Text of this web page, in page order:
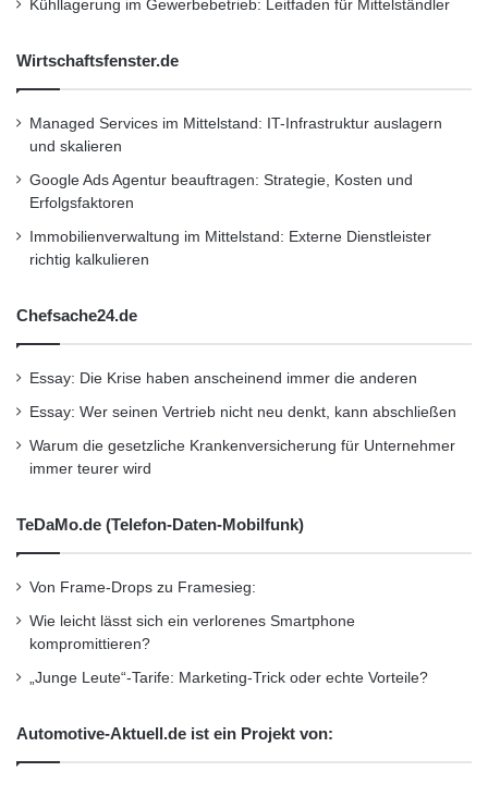
Kühllagerung im Gewerbebetrieb: Leitfaden für Mittelständler
Wirtschaftsfenster.de
Managed Services im Mittelstand: IT-Infrastruktur auslagern
und skalieren
Google Ads Agentur beauftragen: Strategie, Kosten und
Erfolgsfaktoren
Immobilienverwaltung im Mittelstand: Externe Dienstleister
richtig kalkulieren
Chefsache24.de
Essay: Die Krise haben anscheinend immer die anderen
Essay: Wer seinen Vertrieb nicht neu denkt, kann abschließen
Warum die gesetzliche Krankenversicherung für Unternehmer
immer teurer wird
TeDaMo.de (Telefon-Daten-Mobilfunk)
Von Frame-Drops zu Framesieg:
Wie leicht lässt sich ein verlorenes Smartphone
kompromittieren?
„Junge Leute“-Tarife: Marketing-Trick oder echte Vorteile?
Automotive-Aktuell.de ist ein Projekt von: